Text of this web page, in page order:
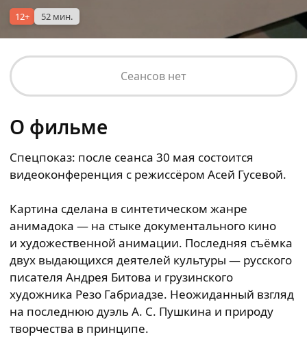
12+ 52 мин.
Сеансов нет
О фильме
Спецпоказ: после сеанса 30 мая состоится
видеоконференция с режиссёром Асей Гусевой.
Картина сделана в синтетическом жанре
анимадока — на стыке документального кино
и художественной анимации. Последняя съёмка
двух выдающихся деятелей культуры — русского
писателя Андрея Битова и грузинского
художника Резо Габриадзе. Неожиданный взгляд
на последнюю дуэль А. С. Пушкина и природу
творчества в принципе.